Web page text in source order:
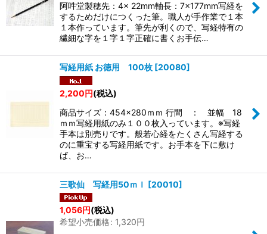
阿吽堂製穂先：4× 22mm軸長：7×177mm写経を
するためだけにつくった筆。職人が手作業で１本
１本作っています。筆先が利くので、写経特有の
繊細な字を１字１字正確に書くお手伝…
写経用紙 お徳用 100枚 [20080]
2,200円(税込)
商品サイズ：454×280ｍｍ 行間 ： 並幅 18
ｍｍ写経用紙のみ１００枚入っています。※写経
手本は別売りです。般若心経をたくさん写経する
のに重宝する写経用紙です。お手本を下に敷け
ば、お…
三歌仙 写経用50ｍｌ [20010]
1,056円(税込)
希望小売価格: 1,320円